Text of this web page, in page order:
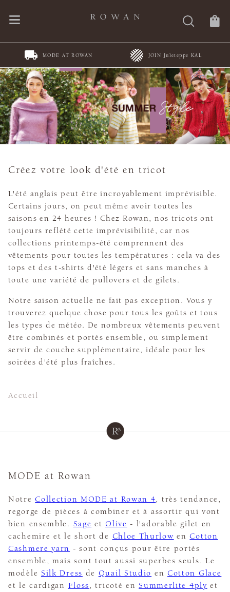
MODE AT ROWAN JOIN Juleteppe KAL
Créez votre look d'été en tricot
L'été anglais peut être incroyablement imprévisible.
Certains jours, on peut même avoir toutes les
saisons en 24 heures ! Chez Rowan, nos tricots ont
toujours reflété cette imprévisibilité, car nos
collections printemps-été comprennent des
vêtements pour toutes les températures : cela va des
tops et des t-shirts d'été légers et sans manches à
toute une variété de pullovers et de gilets.
Notre saison actuelle ne fait pas exception. Vous y
trouverez quelque chose pour tous les goûts et tous
les types de météo. De nombreux vêtements peuvent
être combinés et portés ensemble, ou simplement
servir de couche supplémentaire, idéale pour les
soirées d'été plus fraîches.
Accueil
MODE at Rowan
NotreCollection MODE at Rowan 4, très tendance,
regorge de pièces à combiner et à assortir qui vont
bien ensemble. Sage etOlive - l'adorable gilet en
cachemire et le short de Chloe Thurlow enCotton
Cashmere yarn - sont conçus pour être portés
ensemble, mais sont tout aussi superbes seuls. Le
modèle Silk Dress de Quail Studio en Cotton Glace
et le cardigan Floss, tricoté enSummerlite 4ply et